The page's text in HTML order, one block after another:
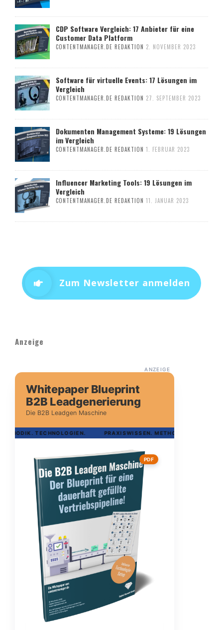
CDP Software Vergleich: 17 Anbieter für eine
Customer Data Platform
CONTENTMANAGER.DE REDAKTION 2. NOVEMBER 2023
Software für virtuelle Events: 17 Lösungen im
Vergleich
CONTENTMANAGER.DE REDAKTION 27. SEPTEMBER 2023
Dokumenten Management Systeme: 19 Lösungen
im Vergleich
CONTENTMANAGER.DE REDAKTION 1. FEBRUAR 2023
Influencer Marketing Tools: 19 Lösungen im
Vergleich
CONTENTMANAGER.DE REDAKTION 11. JANUAR 2023
Zum Newsletter anmelden
Anzeige